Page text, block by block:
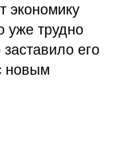
экономику
уже трудно
его
новым